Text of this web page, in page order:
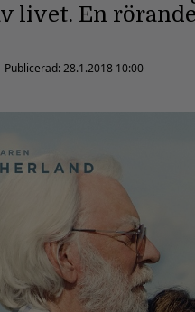
livet. En
Publicerad:28.1.2018 10:00